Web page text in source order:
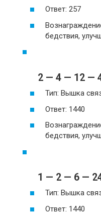
Ответ: 257
бедствия,
2 — 4 — 12 —
Тип: Вышка
Ответ: 1440
бедствия,
1 — 2 — 6 —
Тип: Вышка
Ответ: 1440